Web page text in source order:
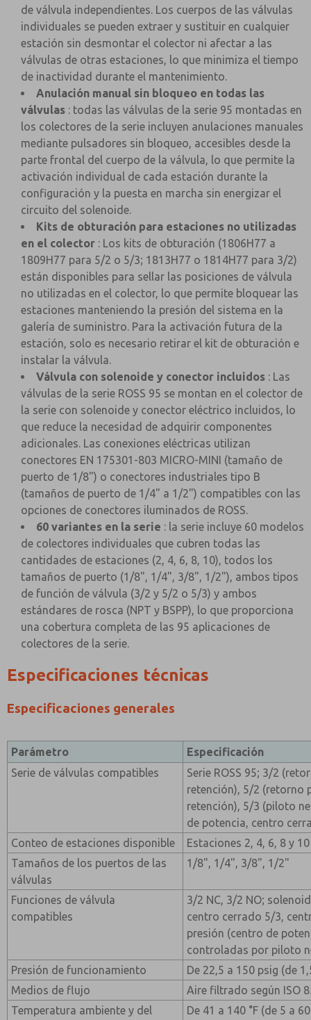
de válvula independientes. Los cuerpos de las válvulas
individuales se pueden extraer y sustituir en cualquier
estación sin desmontar el colector ni afectar a las
válvulas de otras estaciones, lo que minimiza el tiempo
de inactividad durante el mantenimiento.
Anulación manual sin bloqueo en todas las
válvulas : todas las válvulas de la serie 95 montadas en
los colectores de la serie incluyen anulaciones manuales
mediante pulsadores sin bloqueo, accesibles desde la
parte frontal del cuerpo de la válvula, lo que permite la
activación individual de cada estación durante la
configuración y la puesta en marcha sin energizar el
circuito del solenoide.
Kits de obturación para estaciones no utilizadas
en el colector : Los kits de obturación (1806H77 a
1809H77 para 5/2 o 5/3; 1813H77 o 1814H77 para 3/2)
están disponibles para sellar las posiciones de válvula
no utilizadas en el colector, lo que permite bloquear las
estaciones manteniendo la presión del sistema en la
galería de suministro. Para la activación futura de la
estación, solo es necesario retirar el kit de obturación e
instalar la válvula.
Válvula con solenoide y conector incluidos : Las
válvulas de la serie ROSS 95 se montan en el colector de
la serie con solenoide y conector eléctrico incluidos, lo
que reduce la necesidad de adquirir componentes
adicionales. Las conexiones eléctricas utilizan
conectores EN 175301-803 MICRO-MINI (tamaño de
puerto de 1/8") o conectores industriales tipo B
(tamaños de puerto de 1/4" a 1/2") compatibles con las
opciones de conectores iluminados de ROSS.
60 variantes en la serie : la serie incluye 60 modelos
de colectores individuales que cubren todas las
cantidades de estaciones (2, 4, 6, 8, 10), todos los
tamaños de puerto (1/8", 1/4", 3/8", 1/2"), ambos tipos
de función de válvula (3/2 y 5/2 o 5/3) y ambos
estándares de rosca (NPT y BSPP), lo que proporciona
una cobertura completa de las 95 aplicaciones de
colectores de la serie.
Especificaciones técnicas
Especificaciones generales
Parámetro
Especificación
Serie de válvulas compatibles
Serie ROSS 95; 3/2
retención), 5/2 (retorno
retención), 5/3 (piloto
de potencia, centro
Conteo de estaciones disponible
Estaciones 2, 4, 6, 8 y 10
Tamaños de los puertos de las
válvulas
1/8", 1/4", 3/8", 1/2"
Funciones de válvula
compatibles
3/2 NC, 3/2 NO;
centro cerrado 5/3,
presión (centro de
controladas por piloto
Presión de funcionamiento
De 22,5 a 150 psig (de
Medios de flujo
Aire filtrado según ISO
Temperatura ambiente y del
De 41 a 140 °F (de 5 a 60